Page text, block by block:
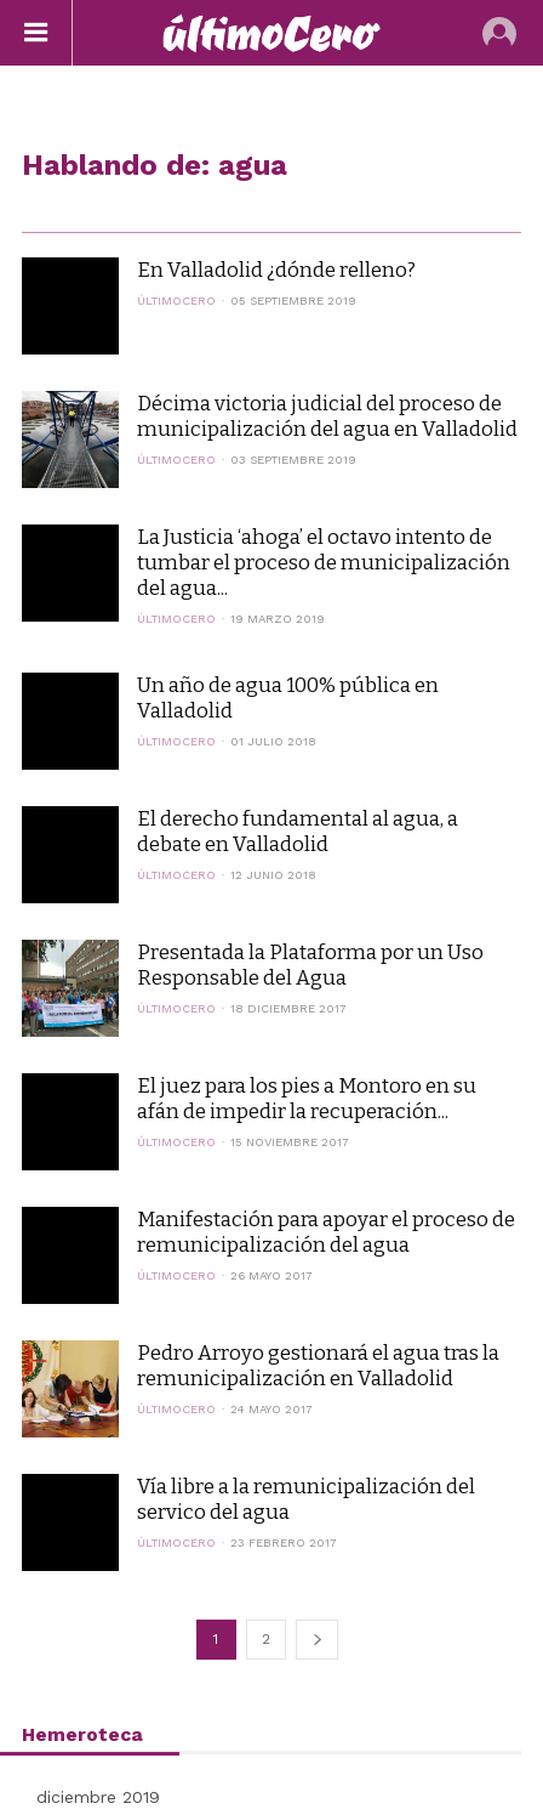
Hablando de: agua
En Valladolid ¿dónde relleno?
ÚLTIMOCERO 05 SEPTIEMBRE 2019
Décima victoria judicial del proceso de
municipalización del agua en Valladolid
ÚLTIMOCERO 03 SEPTIEMBRE 2019
La Justicia ‘ahoga’ el octavo intento de
tumbar el proceso de municipalización
del agua...
ÚLTIMOCERO 19 MARZO 2019
Un año de agua 100% pública en
Valladolid
ÚLTIMOCERO 01 JULIO 2018
El derecho fundamental al agua, a
debate en Valladolid
ÚLTIMOCERO 12 JUNIO 2018
Presentada la Plataforma por un Uso
Responsable del Agua
ÚLTIMOCERO 18 DICIEMBRE 2017
El juez para los pies a Montoro en su
afán de impedir la recuperación...
ÚLTIMOCERO 15 NOVIEMBRE 2017
Manifestación para apoyar el proceso de
remunicipalización del agua
ÚLTIMOCERO 26 MAYO 2017
Pedro Arroyo gestionará el agua tras la
remunicipalización en Valladolid
ÚLTIMOCERO 24 MAYO 2017
Vía libre a la remunicipalización del
servico del agua
ÚLTIMOCERO 23 FEBRERO 2017
1 2
Hemeroteca
diciembre 2019